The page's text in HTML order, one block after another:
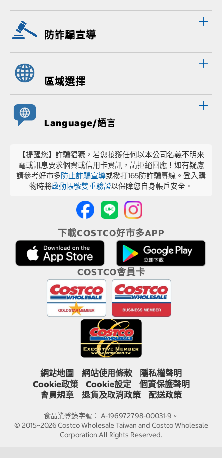
防詐騙宣導
區域選擇
Language/語言
【提醒您】詐騙猖獗，若您接獲任何以本公司名義不明來
電或訊息要求個資或信用卡資訊，請拒絕回應！如有疑慮
請參考好市多防止詐騙宣導或撥打165防詐騙專線。登入購
物時將啟動帳號雙重驗證以保障您自身帳戶安全。
下載COSTCO好市多APP
COSTCO會員卡
網站地圖 網站使用條款
隱私權聲明
Cookie政策
Cookie設定
個資保護聲明
會員規章
退貨及取消政策 配送政策
食品業登錄字號： A-196972798-00031-9。
© 2015~2026 Costco Wholesale Taiwan and Costco Wholesale
Corporation.All Rights Reserved.